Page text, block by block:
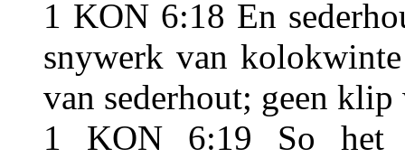
1 KON 6:18 En
snywerk van
van sederhout; geen klip
1 KON 6:19 So het